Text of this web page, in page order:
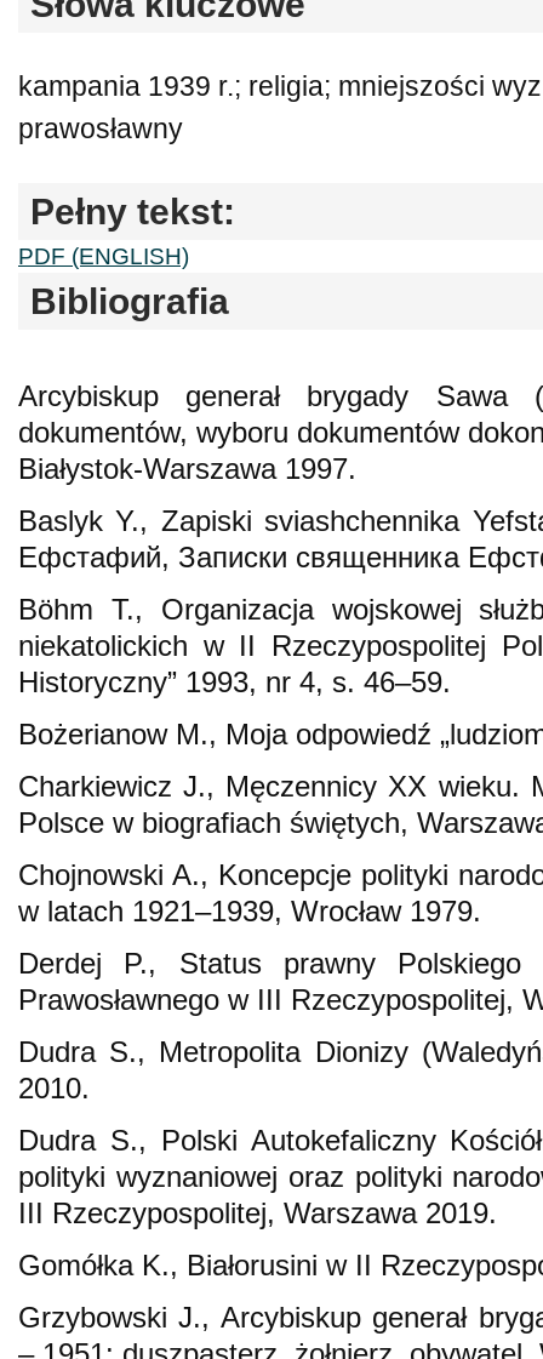
kampania 1939 r.; religia; mniejszości
prawosławny
Pełny tekst:
PDF (ENGLISH)
Bibliografia
Arcybiskup generał brygady Sawa
dokumentów, wyboru dokumentów
Białystok-Warszawa 1997.
Baslyk Y., Zapiski sviashchennika
Ефстафий, Записки священника
Böhm T., Organizacja wojskowej
niekatolickich w II Rzeczypospolitej
Historyczny” 1993, nr 4, s. 46–59.
Bożerianow M., Moja odpowiedź
Charkiewicz J., Męczennicy XX wieku.
Polsce w biografiach świętych,
Chojnowski A., Koncepcje polityki
w latach 1921–1939, Wrocław 1979.
Derdej P., Status prawny Polskiego
Prawosławnego w III Rzeczypospolitej,
Dudra S., Metropolita Dionizy
2010.
Dudra S., Polski Autokefaliczny
polityki wyznaniowej oraz polityki
III Rzeczypospolitej, Warszawa 2019.
Gomółka K., Białorusini w II
Grzybowski J., Arcybiskup generał